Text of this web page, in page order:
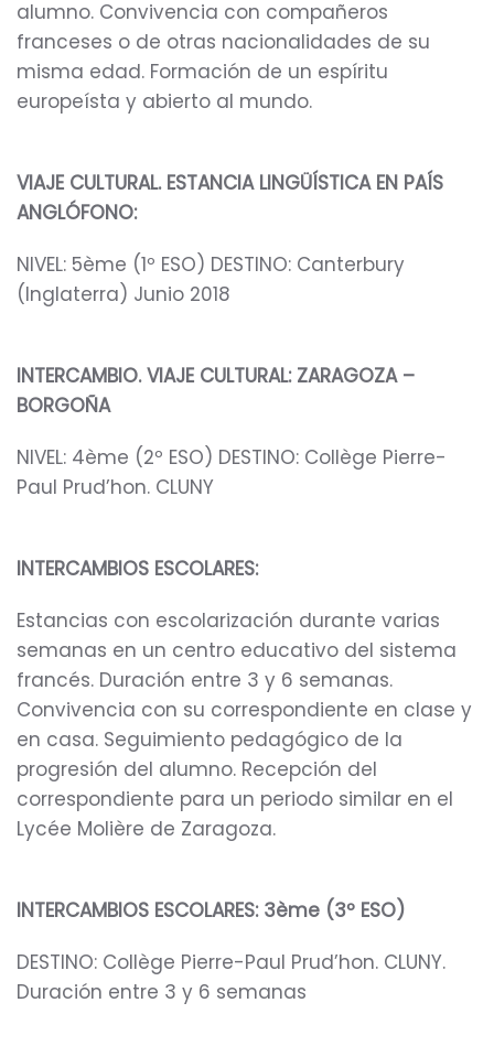
alumno. Convivencia con compañeros
franceses o de otras nacionalidades de su
misma edad. Formación de un espíritu
europeísta y abierto al mundo.
VIAJE CULTURAL. ESTANCIA LINGÜÍSTICA EN PAÍS
ANGLÓFONO:
NIVEL: 5ème (1º ESO) DESTINO: Canterbury
(Inglaterra) Junio 2018
INTERCAMBIO. VIAJE CULTURAL: ZARAGOZA –
BORGOÑA
NIVEL: 4ème (2º ESO) DESTINO: Collège Pierre-
Paul Prud’hon. CLUNY
INTERCAMBIOS ESCOLARES:
Estancias con escolarización durante varias
semanas en un centro educativo del sistema
francés. Duración entre 3 y 6 semanas.
Convivencia con su correspondiente en clase y
en casa. Seguimiento pedagógico de la
progresión del alumno. Recepción del
correspondiente para un periodo similar en el
Lycée Molière de Zaragoza.
INTERCAMBIOS ESCOLARES: 3ème (3º ESO)
DESTINO: Collège Pierre-Paul Prud’hon. CLUNY.
Duración entre 3 y 6 semanas